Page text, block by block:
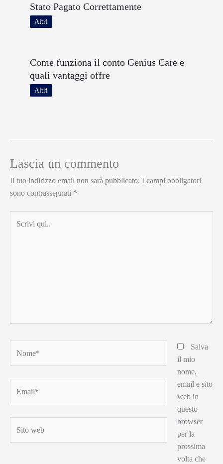
Stato Pagato Correttamente
Altri
Come funziona il conto Genius Care e
quali vantaggi offre
Altri
Lascia un commento
Il tuo indirizzo email non sarà pubblicato. I campi obbligatori
sono contrassegnati *
qui..
web
Salva
il mio
nome,
email e sito
web in
questo
browser
per la
prossima
volta che